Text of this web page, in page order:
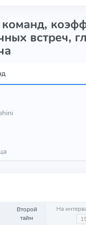
команд,
встреч,
Второй
тайм